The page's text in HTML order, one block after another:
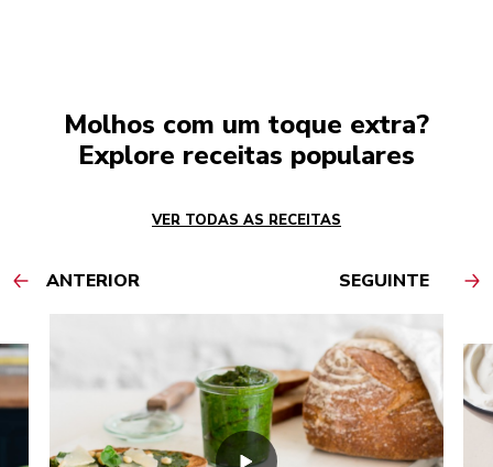
Molhos com um toque extra?
Explore receitas populares
VER TODAS AS RECEITAS
ANTERIOR SEGUINTE